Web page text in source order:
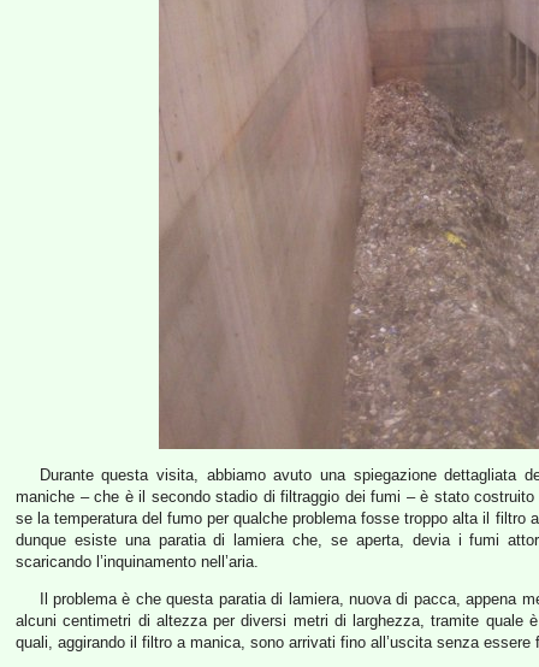
Durante questa visita, abbiamo avuto una spiegazione dettagliata
maniche – che è il secondo stadio di filtraggio dei fumi – è stato
se la temperatura del fumo per qualche problema fosse troppo alta il filtro
dunque esiste una paratia di lamiera che, se aperta, devia i fumi
scaricando l’inquinamento nell’aria.
Il problema è che questa paratia di lamiera, nuova di pacca, appena
alcuni centimetri di altezza per diversi metri di larghezza, tramite
quali, aggirando il filtro a manica, sono arrivati fino all’uscita senza essere